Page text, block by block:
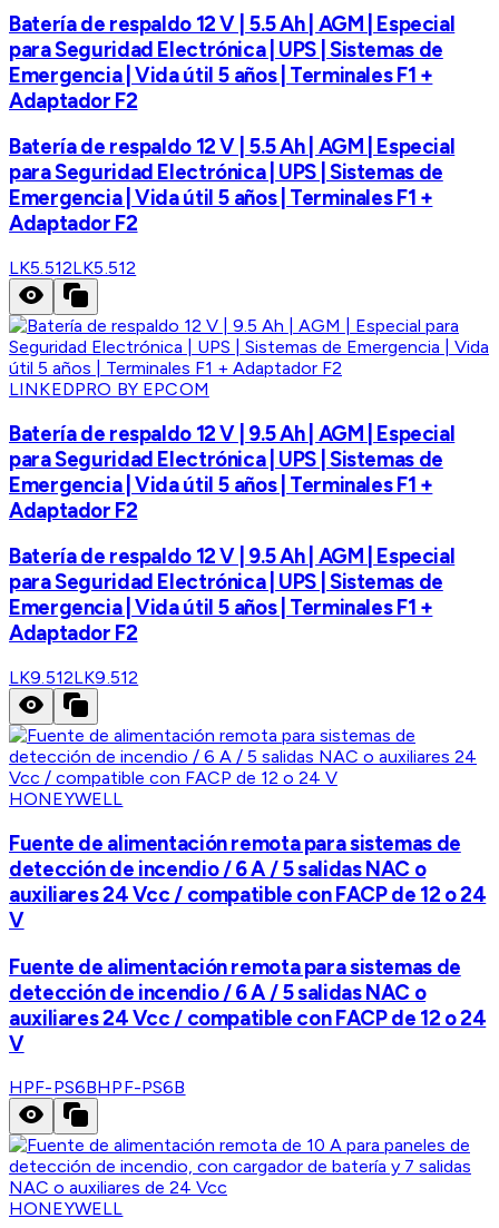
Batería de respaldo 12 V | 5.5 Ah | AGM | Especial
para Seguridad Electrónica | UPS | Sistemas de
Emergencia | Vida útil 5 años | Terminales F1 +
Adaptador F2
Batería de respaldo 12 V | 5.5 Ah | AGM | Especial
para Seguridad Electrónica | UPS | Sistemas de
Emergencia | Vida útil 5 años | Terminales F1 +
Adaptador F2
LK5.512LK5.512
LINKEDPRO BY EPCOM
Batería de respaldo 12 V | 9.5 Ah | AGM | Especial
para Seguridad Electrónica | UPS | Sistemas de
Emergencia | Vida útil 5 años | Terminales F1 +
Adaptador F2
Batería de respaldo 12 V | 9.5 Ah | AGM | Especial
para Seguridad Electrónica | UPS | Sistemas de
Emergencia | Vida útil 5 años | Terminales F1 +
Adaptador F2
LK9.512LK9.512
HONEYWELL
Fuente de alimentación remota para sistemas de
detección de incendio / 6 A / 5 salidas NAC o
auxiliares 24 Vcc / compatible con FACP de 12 o 24
V
Fuente de alimentación remota para sistemas de
detección de incendio / 6 A / 5 salidas NAC o
auxiliares 24 Vcc / compatible con FACP de 12 o 24
V
HPF-PS6BHPF-PS6B
HONEYWELL